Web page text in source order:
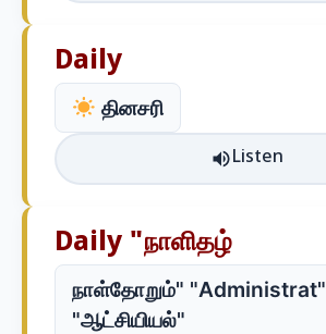
Daily
தினசரி
Listen
Daily "நாளிதழ்
நாள்தோறும்" "Administrat"
"ஆட்சியியல்"